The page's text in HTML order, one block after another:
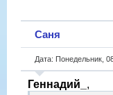
Саня
Дата: Понедельник,
Геннадий_ ,